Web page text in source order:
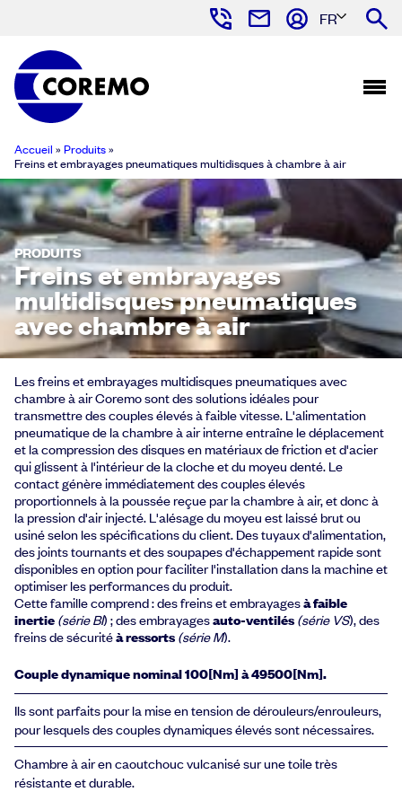
FR
Accueil » Produits»
Freins et embrayages pneumatiques multidisques à chambre à air
PRODUITS
Freins et embrayages
multidisques pneumatiques
avec chambre à air
Les freins et embrayages multidisques pneumatiques avec
chambre à air Coremo sont des solutions idéales pour
transmettre des couples élevés à faible vitesse. L'alimentation
pneumatique de la chambre à air interne entraîne le déplacement
et la compression des disques en matériaux de friction et d'acier
qui glissent à l'intérieur de la cloche et du moyeu denté. Le
contact génère immédiatement des couples élevés
proportionnels à la poussée reçue par la chambre à air, et donc à
la pression d'air injecté. L'alésage du moyeu est laissé brut ou
usiné selon les spécifications du client. Des tuyaux d'alimentation,
des joints tournants et des soupapes d'échappement rapide sont
disponibles en option pour faciliter l'installation dans la machine et
optimiser les performances du produit.
Cette famille comprend : des freins et embrayagesà faible
inertie (série BI) ; des embrayagesauto-ventilés (série VS), des
freins de sécuritéà ressorts (série M).
Couple dynamique nominal 100[Nm] à 49500[Nm].
Ils sont parfaits pour la mise en tension de dérouleurs/enrouleurs,
pour lesquels des couples dynamiques élevés sont nécessaires.
Chambre à air en caoutchouc vulcanisé sur une toile très
résistante et durable.